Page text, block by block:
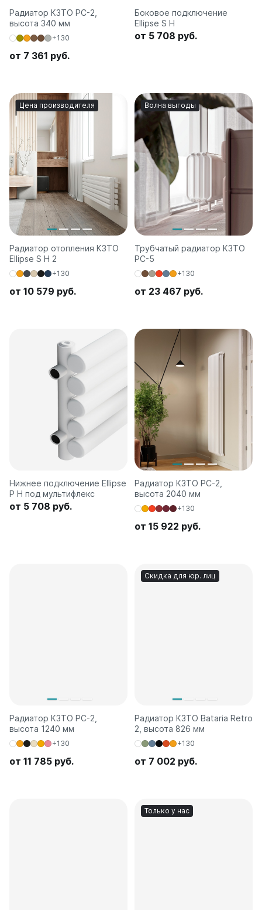
Радиатор КЗТО РС-2,
высота 340 мм
+130
от 7 361 руб.
Боковое подключение
Ellipse S H
от 5 708 руб.
Цена производителя
Радиатор отопления КЗТО
Ellipse S H 2
+130
от 10 579 руб.
Волна выгоды
Трубчатый радиатор КЗТО
РС-5
+130
от 23 467 руб.
Нижнее подключение Ellipse
P H под мультифлекс
от 5 708 руб.
Радиатор КЗТО РС-2,
высота 2040 мм
+130
от 15 922 руб.
Радиатор КЗТО РС-2,
высота 1240 мм
+130
от 11 785 руб.
Скидка для юр. лиц
Радиатор КЗТО Bataria Retro
2, высота 826 мм
+130
от 7 002 руб.
Только у нас